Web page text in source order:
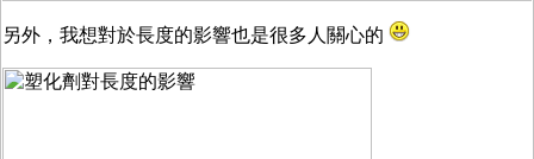
另外，我想對於長度的影響也是很多人關心的